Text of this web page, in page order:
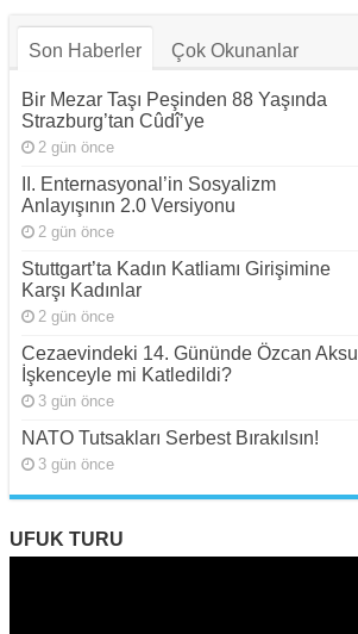
Son Haberler Çok Okunanlar
Bir Mezar Taşı Peşinden 88 Yaşında
Strazburg’tan Cûdî’ye
2 gün önce
II. Enternasyonal’in Sosyalizm
Anlayışının 2.0 Versiyonu
2 gün önce
Stuttgart’ta Kadın Katliamı Girişimine
Karşı Kadınlar
2 gün önce
Cezaevindeki 14. Gününde Özcan Aksu
İşkenceyle mi Katledildi?
3 gün önce
NATO Tutsakları Serbest Bırakılsın!
3 gün önce
UFUK TURU